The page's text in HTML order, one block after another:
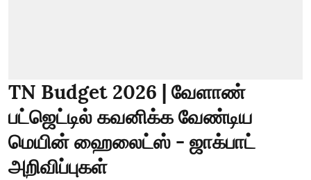
TN Budget 2026 | வேளாண்
பட்ஜெட்டில் கவனிக்க வேண்டிய
மெயின் ஹைலைட்ஸ் - ஜாக்பாட்
அறிவிப்புகள்